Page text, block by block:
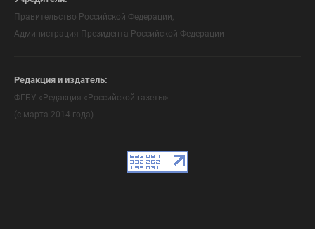
Правительство Российской Федерации,
Администрация Президента Российской Федерации
Редакция и издатель:
ФГБУ «Редакция «Российской газеты»
(с марта 2014 года)